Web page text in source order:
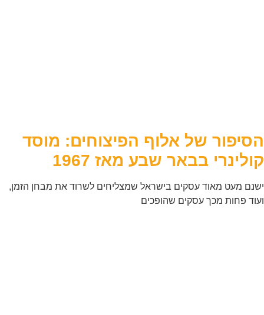
הסיפור של אלוף הפיצוחים: מוסד
קולינרי בבאר שבע מאז 1967
ישנם מעט מאוד עסקים בישראל שמצליחים לשרוד את מבחן הזמן,
ועוד פחות מכך עסקים שהופכים